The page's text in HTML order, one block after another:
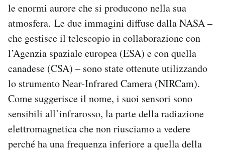
Esci
le enormi aurore che si producono nella sua
atmosfera. Le due immagini diffuse dalla NASA –
che gestisce il telescopio in collaborazione con
l’Agenzia spaziale europea (ESA) e con quella
canadese (CSA) – sono state ottenute utilizzando
lo strumento Near-Infrared Camera (NIRCam).
Come suggerisce il nome, i suoi sensori sono
sensibili all’infrarosso, la parte della radiazione
elettromagnetica che non riusciamo a vedere
perché ha una frequenza inferiore a quella della